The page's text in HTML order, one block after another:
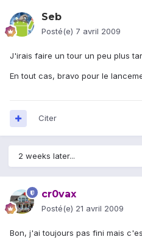
Seb
Posté(e) 7 avril 2009
J'irais faire un tour un peu plus
En tout cas, bravo pour le
Citer
2 weeks later...
cr0vax
Posté(e) 21 avril 2009
Bon, j'ai toujours pas fini mais